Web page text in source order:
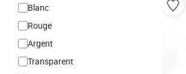
Blanc
Rouge
Argent
Transparent